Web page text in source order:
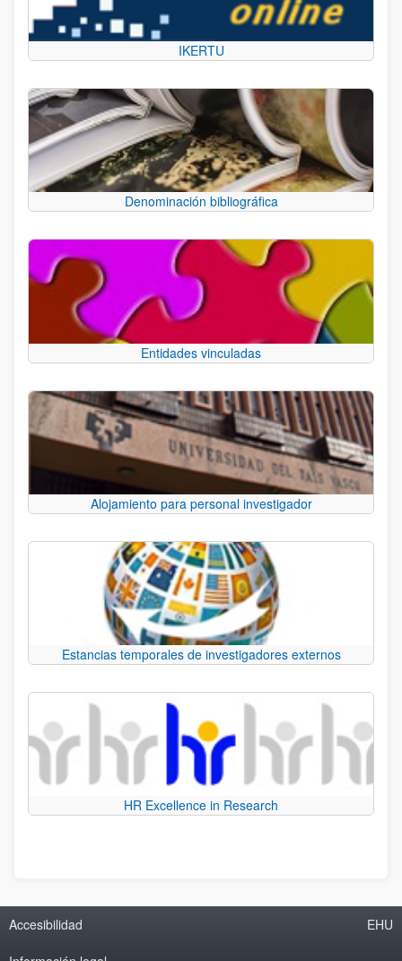
IKERTU
Denominación bibliográfica
Entidades vinculadas
Alojamiento para personal investigador
Estancias temporales de investigadores externos
HR Excellence in Research
Accesibilidad EHU